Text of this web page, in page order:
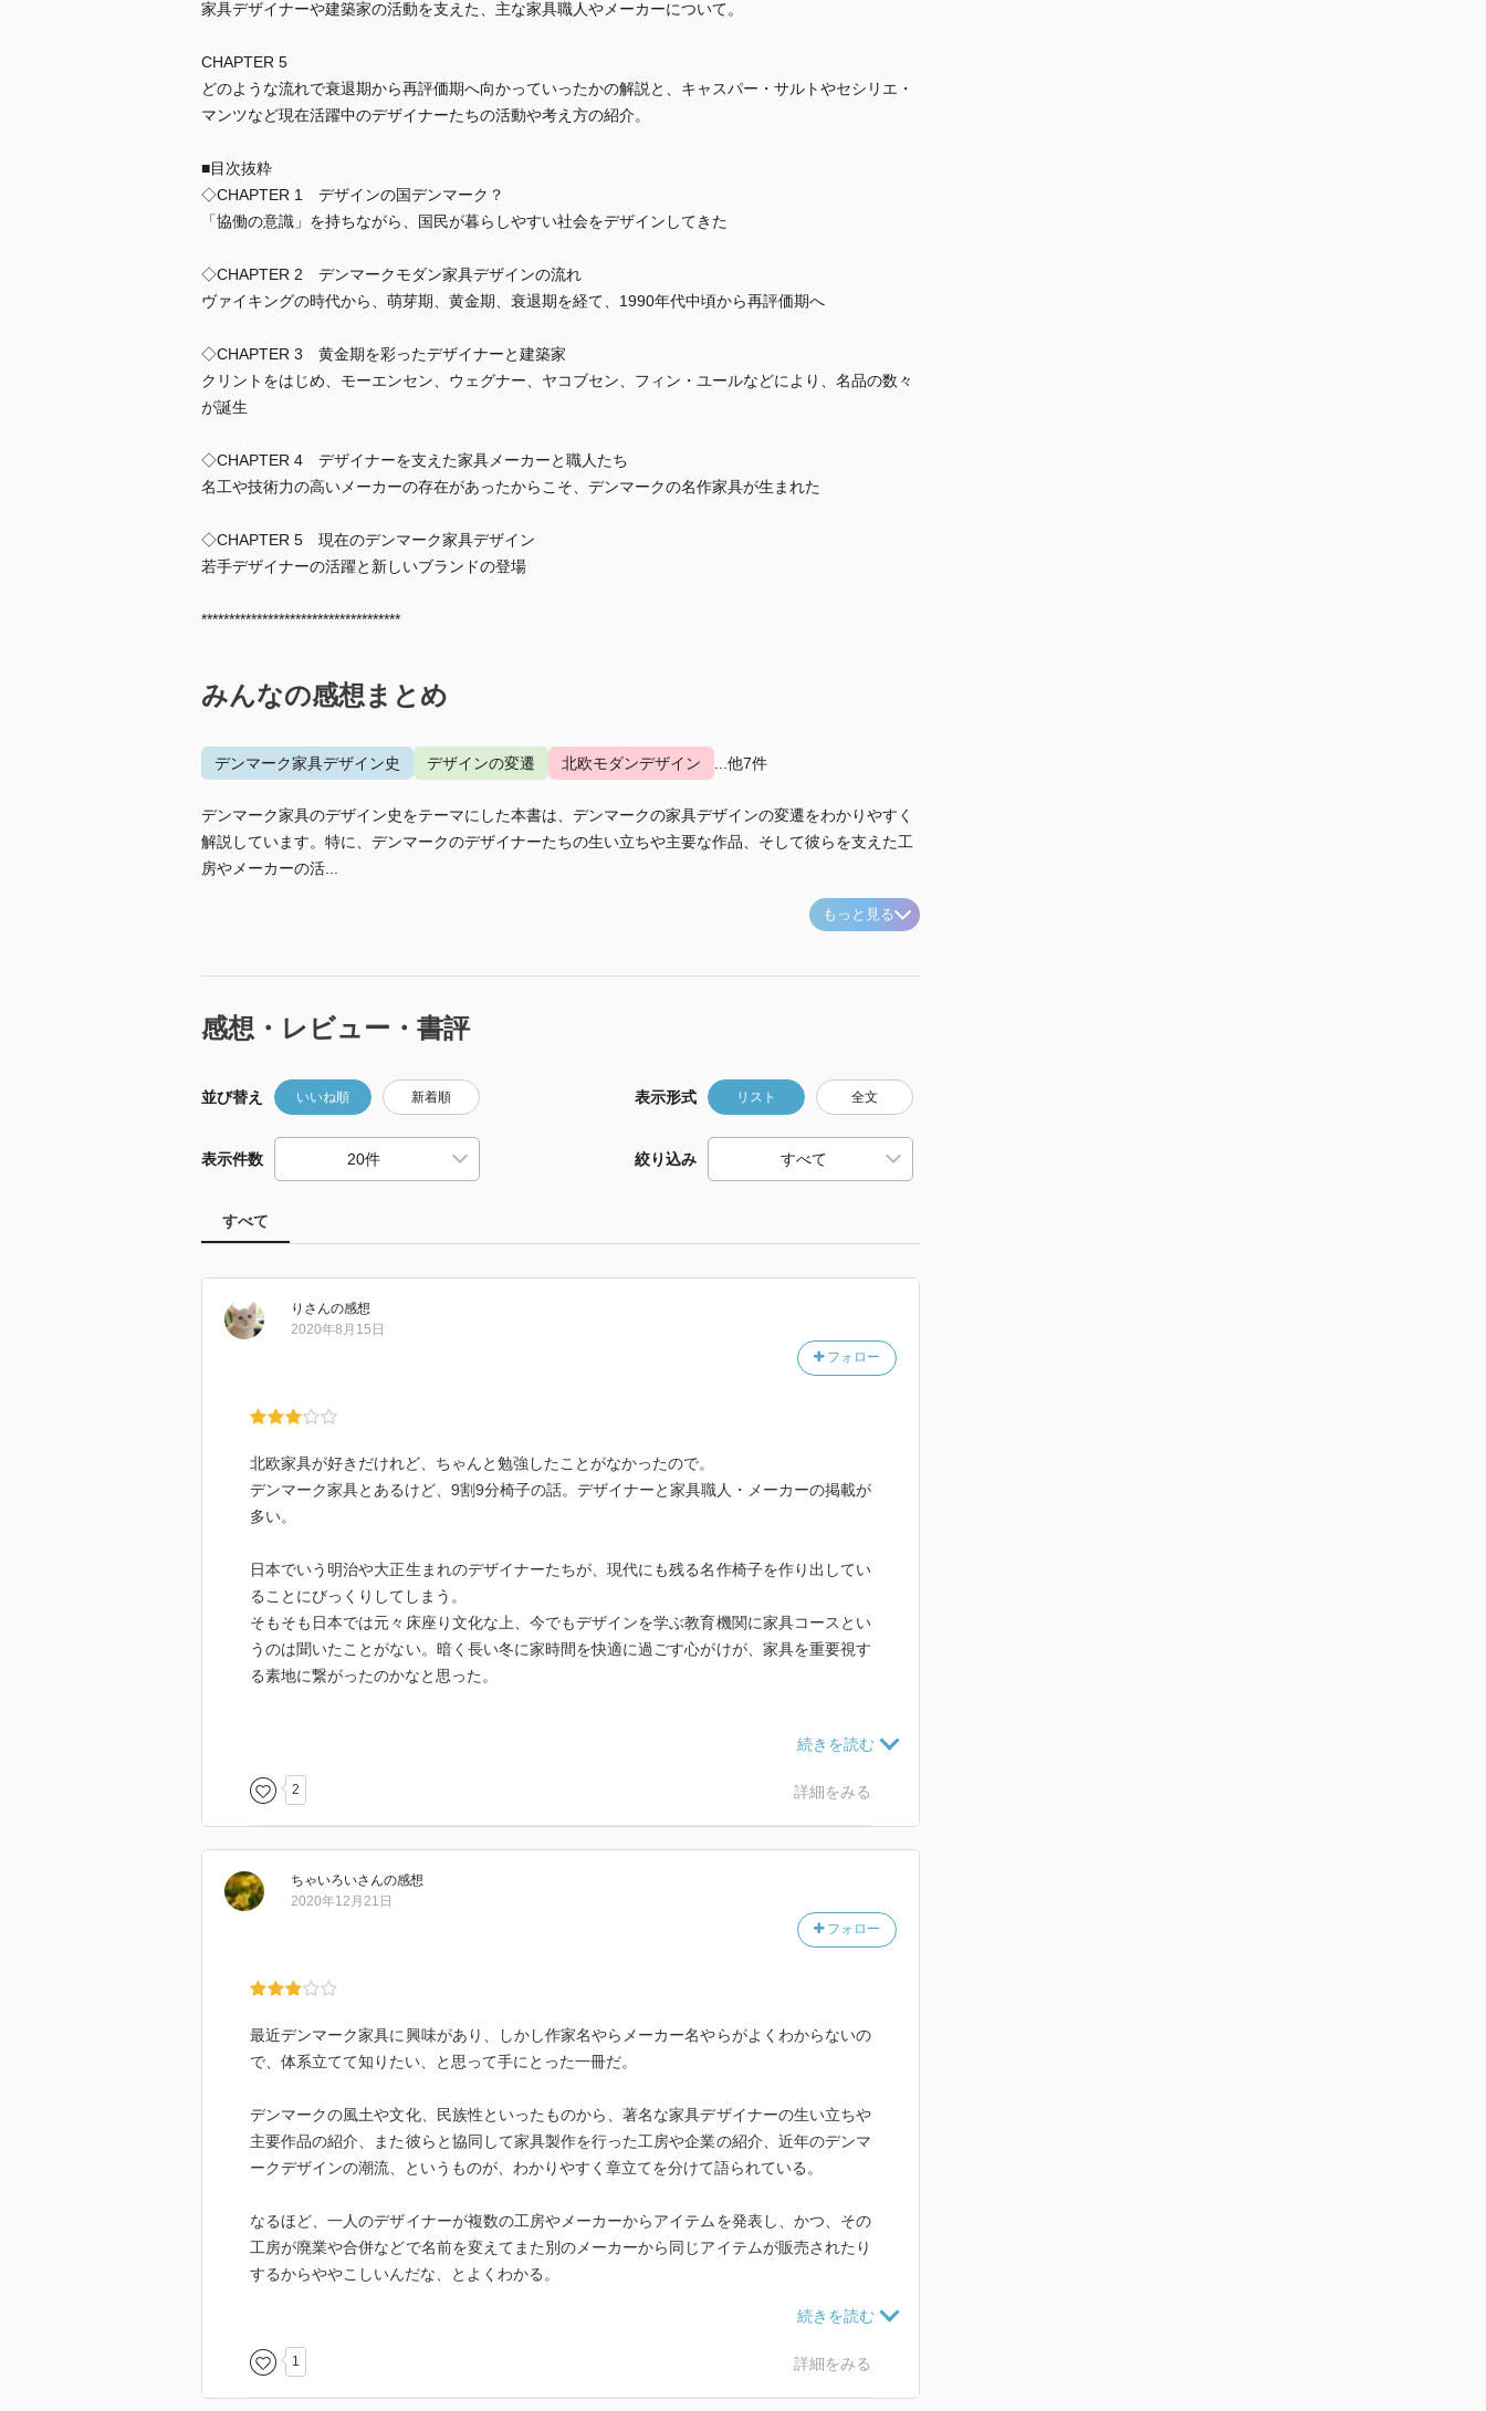
家具デザイナーや建築家の活動を支えた、主な家具職人やメーカーについて。
CHAPTER 5
どのような流れで衰退期から再評価期へ向かっていったかの解説と、キャスパー・サルトやセシリエ・
マンツなど現在活躍中のデザイナーたちの活動や考え方の紹介。
■目次抜粋
◇CHAPTER 1 デザインの国デンマーク？
「協働の意識」を持ちながら、国民が暮らしやすい社会をデザインしてきた
◇CHAPTER 2 デンマークモダン家具デザインの流れ
ヴァイキングの時代から、萌芽期、黄金期、衰退期を経て、1990年代中頃から再評価期へ
◇CHAPTER 3 黄金期を彩ったデザイナーと建築家
クリントをはじめ、モーエンセン、ウェグナー、ヤコブセン、フィン・ユールなどにより、名品の数々
が誕生
◇CHAPTER 4 デザイナーを支えた家具メーカーと職人たち
名工や技術力の高いメーカーの存在があったからこそ、デンマークの名作家具が生まれた
◇CHAPTER 5 現在のデンマーク家具デザイン
若手デザイナーの活躍と新しいブランドの登場
************************************
みんなの感想まとめ
デンマーク家具デザイン史 デザインの変遷 北欧モダンデザイン ...他7件
デンマーク家具のデザイン史をテーマにした本書は、デンマークの家具デザインの変遷をわかりやすく
解説しています。特に、デンマークのデザイナーたちの生い立ちや主要な作品、そして彼らを支えた工
房やメーカーの活...
もっと見る
感想・レビュー・書評
並び替え いいね順 新着順 表示形式 リスト 全文
表示件数 絞り込み
すべて
り さんの感想
フォロー
2020年8月15日
北欧家具が好きだけれど、ちゃんと勉強したことがなかったので。
デンマーク家具とあるけど、9割9分椅子の話。デザイナーと家具職人・メーカーの掲載が
多い。
日本でいう明治や大正生まれのデザイナーたちが、現代にも残る名作椅子を作り出してい
ることにびっくりしてしまう。
そもそも日本では元々床座り文化な上、今でもデザインを学ぶ教育機関に家具コースとい
うのは聞いたことがない。暗く長い冬に家時間を快適に過ごす心がけが、家具を重要視す
る素地に繋がったのかなと思った。
スの理念が波及しているのだなということ、ヴィンテージにはマホガニーやチークが多く
現在は白木が多い理由が分かった。
2 詳細をみる
ちゃいろいさんの感想
フォロー
2020年12月21日
最近デンマーク家具に興味があり、しかし作家名やらメーカー名やらがよくわからないの
で、体系立てて知りたい、と思って手にとった一冊だ。
デンマークの風土や文化、民族性といったものから、著名な家具デザイナーの生い立ちや
主要作品の紹介、また彼らと協同して家具製作を行った工房や企業の紹介、近年のデンマ
ークデザインの潮流、というものが、わかりやすく章立てを分けて語られている。
なるほど、一人のデザイナーが複数の工房やメーカーからアイテムを発表し、かつ、その
工房が廃業や合併などで名前を変えてまた別のメーカーから同じアイテムが販売されたり
するからややこしいんだな、とよくわかる。
「リデザイン」という考えが根底にあり、もともとあった形のものをよりよくデザインす
る、ということは盗用に当たらず、むしろデンマークデザインの根幹を成すものであっ
た、というのも興味深い。
1 詳細をみる